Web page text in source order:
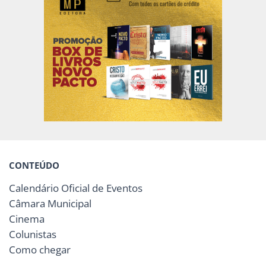
CONTEÚDO
Calendário Oficial de Eventos
Câmara Municipal
Cinema
Colunistas
Como chegar